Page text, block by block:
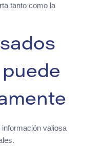
tanto como la
valiosa